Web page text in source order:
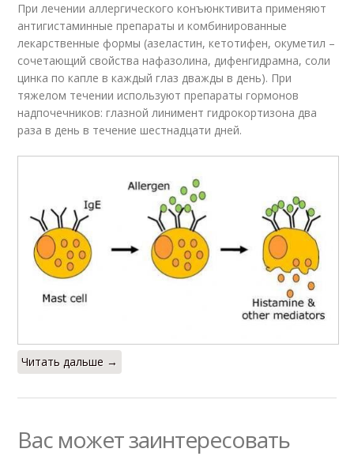
При лечении аллергического конъюнктивита применяют
антигистаминные препараты и комбинированные
лекарственные формы (азеластин, кетотифен, окуметил –
сочетающий свойства нафазолина, дифенгидрамна, соли
цинка по капле в каждый глаз дважды в день). При
тяжелом течении используют препараты гормонов
надпочечников: глазной линимент гидрокортизона два
раза в день в течение шестнадцати дней.
Читать дальше →
Вас может заинтересовать